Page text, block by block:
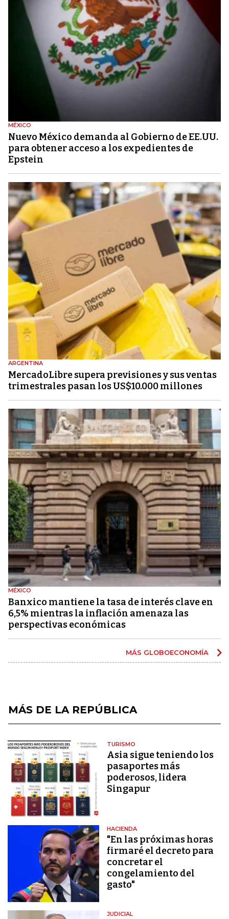
MÉXICO
Nuevo México demanda al Gobierno de EE.UU.
para obtener acceso a los expedientes de
Epstein
ARGENTINA
MercadoLibre supera previsiones y sus ventas
trimestrales pasan los US$10.000 millones
MÉXICO
Banxico mantiene la tasa de interés clave en
6,5% mientras la inflación amenaza las
perspectivas económicas
MÁS GLOBOECONOMÍA
MÁS DE LA REPÚBLICA
TURISMO
Asia sigue teniendo los
pasaportes más
poderosos, lidera
Singapur
HACIENDA
"En las próximas horas
firmaré el decreto para
concretar el
congelamiento del
gasto"
JUDICIAL